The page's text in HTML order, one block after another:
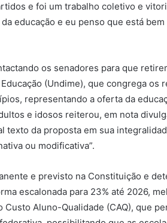
e foi um trabalho coletivo e
educação e eu penso que está
os senadores para que
(Undime), que congrega os
representando a oferta da
e idosos reiterou, em nota
texto da proposta em sua
ou modificativa”.
e previsto na Constituição e
escalonada para 23% até 2026,
Aluno-Qualidade (CAQ), que